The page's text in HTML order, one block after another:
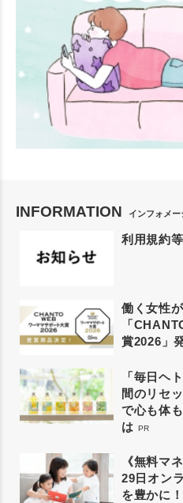
INFORMATION インフォメー
利用規約
働く女性
「
賞2026」
「毎日ヘ
間のリセ
で心も体
は PR
《無料マ
29日オン
を豊かに